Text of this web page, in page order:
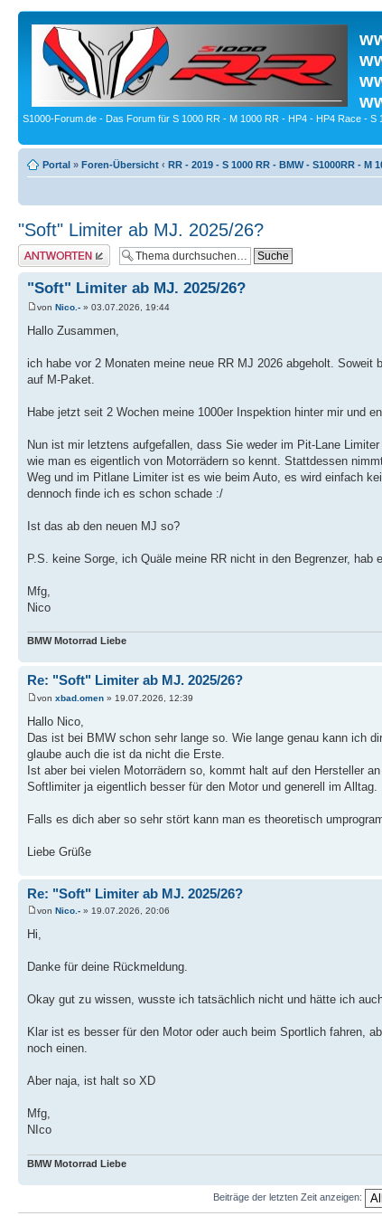
S1000-Forum.de - Das Forum für S 1000 RR - M 1000 RR - HP4 - HP4 Race - S
Portal » Foren-Übersicht ‹ RR - 2019 - S 1000 RR - BMW - S1000RR - M
"Soft" Limiter ab MJ. 2025/26?
Antwort erstellen
"Soft" Limiter ab MJ. 2025/26?
von Nico.- » 03.07.2026, 19:44
Hallo Zusammen,
ich habe vor 2 Monaten meine neue RR MJ 2026 abgeholt.
auf M-Paket.
Habe jetzt seit 2 Wochen meine 1000er Inspektion hinter mir und
Nun ist mir letztens aufgefallen, dass Sie weder im Pit-Lane
wie man es eigentlich von Motorrädern so kennt. Stattdessen
Weg und im Pitlane Limiter ist es wie beim Auto, es wird einfach
dennoch finde ich es schon schade :/
Ist das ab den neuen MJ so?
P.S. keine Sorge, ich Quäle meine RR nicht in den Begrenzer, hab
Mfg,
Nico
BMW Motorrad Liebe
Re: "Soft" Limiter ab MJ. 2025/26?
von xbad.omen » 19.07.2026, 12:39
Hallo Nico,
Das ist bei BMW schon sehr lange so. Wie lange genau kann ich
glaube auch die ist da nicht die Erste.
Ist aber bei vielen Motorrädern so, kommt halt auf den Hersteller
Softlimiter ja eigentlich besser für den Motor und generell im Alltag.
Falls es dich aber so sehr stört kann man es theoretisch
Liebe Grüße
Re: "Soft" Limiter ab MJ. 2025/26?
von Nico.- » 19.07.2026, 20:06
Hi,
Danke für deine Rückmeldung.
Okay gut zu wissen, wusste ich tatsächlich nicht und hätte ich
Klar ist es besser für den Motor oder auch beim Sportlich fahren,
noch einen.
Aber naja, ist halt so XD
Mfg,
NIco
BMW Motorrad Liebe
Beiträge der letzten Zeit anzeigen: